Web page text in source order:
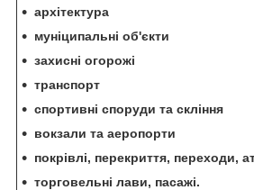
архітектура
муніципальні об'єкти
захисні огорожі
транспорт
спортивні споруди та скління
вокзали та аеропорти
покрівлі, перекриття, переходи,
торговельні лави, пасажі.